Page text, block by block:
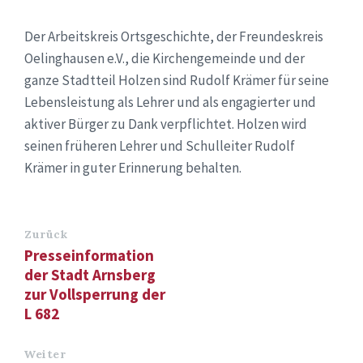
Der Arbeitskreis Ortsgeschichte, der Freundeskreis
Oelinghausen e.V., die Kirchengemeinde und der
ganze Stadtteil Holzen sind Rudolf Krämer für seine
Lebensleistung als Lehrer und als engagierter und
aktiver Bürger zu Dank verpflichtet. Holzen wird
seinen früheren Lehrer und Schulleiter Rudolf
Krämer in guter Erinnerung behalten.
Zurück
Presseinformation
der Stadt Arnsberg
zur Vollsperrung der
L 682
Weiter